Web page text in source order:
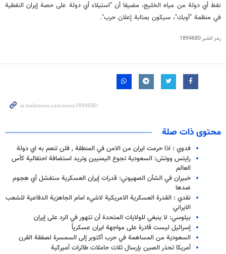
نفط أي دولة من مياه الخليج، مضيفا أن "استيلاء أي دولة على حصة إيران النفطية
في منظمة "أوبك"، سيكون بمثابة إعلان حرب".
رمز الخبر1894680
محتوى ذات صلة
فدوي : اذا حرمت ايران من الامن في المنطقة , فلن تنعم به اي دولة
رايتس ووتش: السعودية تجوع اليمنيين وتريد استضافة احتفالية كأس
العالم
خبيران في الشأن الصهيوني: قدرات إيران العسكرية ستفشل أي هجوم
ضدها
نقدي : القدرة العسكرية الامريكية لاشيء امام الجاهزية الدفاعية للشعب
الايراني
بيلوسي: لا ينبغي للولايات المتحدة أن تتهور في الرد على إيران
إسرائيل ليست قادرة على مواجهة ايران عسكرياً
السعودية من المساهمة في حرب أكتوبر إلى السمسرة لصفقة القرن
أمريكا تحذر الصين بإرسال ثلاث حاملات طائرات أميركية